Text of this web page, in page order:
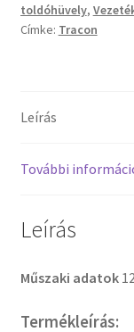
toldóhüvely,
Címke: Tracon
Leírás
További
Leírás
Műszaki adatok
Termékleírás: